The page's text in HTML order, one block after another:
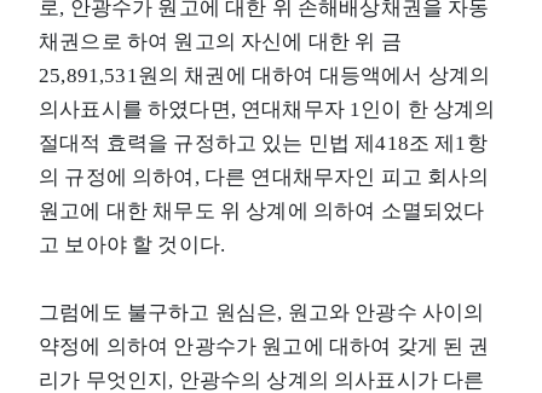
로, 안광수가 원고에 대한 위 손해배상채권을 자동
채권으로 하여 원고의 자신에 대한 위 금
25,891,531원의 채권에 대하여 대등액에서 상계의
의사표시를 하였다면, 연대채무자 1인이 한 상계의
절대적 효력을 규정하고 있는 민법 제418조 제1항
의 규정에 의하여, 다른 연대채무자인 피고 회사의
원고에 대한 채무도 위 상계에 의하여 소멸되었다
고 보아야 할 것이다.
그럼에도 불구하고 원심은, 원고와 안광수 사이의
약정에 의하여 안광수가 원고에 대하여 갖게 된 권
리가 무엇인지, 안광수의 상계의 의사표시가 다른